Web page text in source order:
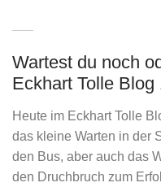
Wartest du noch
Eckhart Tolle Blog
Heute im Eckhart Tolle
das kleine Warten in der
den Bus, aber auch das
den Druchbruch zum